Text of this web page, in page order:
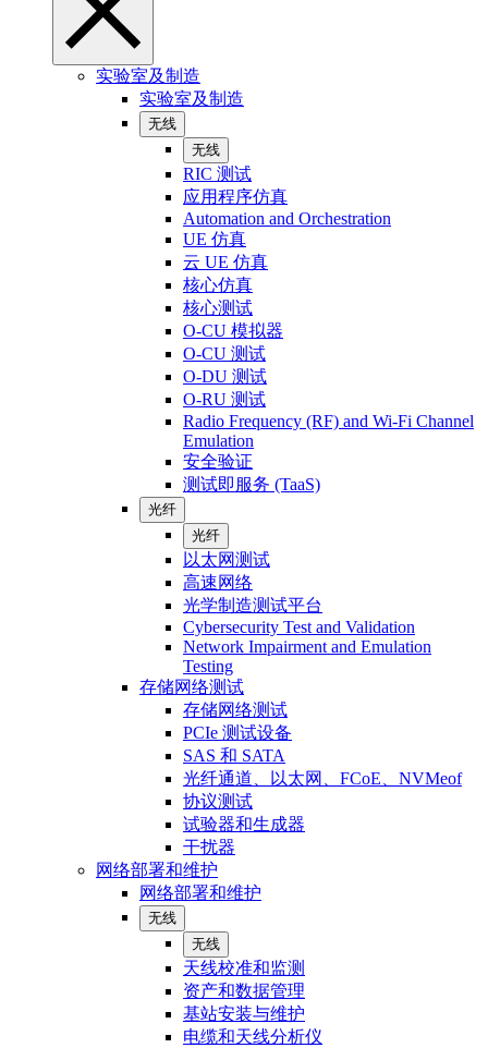
实验室及制造
实验室及制造
无线
无线
RIC 测试
应用程序仿真
Automation and Orchestration
UE 仿真
云 UE 仿真
核心仿真
核心测试
O-CU 模拟器
O-CU 测试
O-DU 测试
O-RU 测试
Radio Frequency (RF) and Wi-Fi Channel
Emulation
安全验证
测试即服务 (TaaS)
光纤
光纤
以太网测试
高速网络
光学制造测试平台
Cybersecurity Test and Validation
Network Impairment and Emulation
Testing
存储网络测试
存储网络测试
PCIe 测试设备
SAS 和 SATA
光纤通道、以太网、FCoE、NVMeof
协议测试
试验器和生成器
干扰器
网络部署和维护
网络部署和维护
无线
无线
天线校准和监测
资产和数据管理
基站安装与维护
电缆和天线分析仪